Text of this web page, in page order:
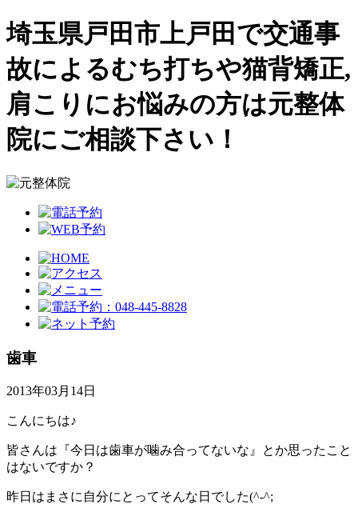
埼玉県戸田市上戸田で交通事
故によるむち打ちや猫背矯正,
肩こりにお悩みの方は元整体
院にご相談下さい！
歯車
2013年03月14日
こんにちは♪
皆さんは『今日は歯車が噛み合ってないな』とか思ったこと
はないですか？
昨日はまさに自分にとってそんな日でした(^-^;